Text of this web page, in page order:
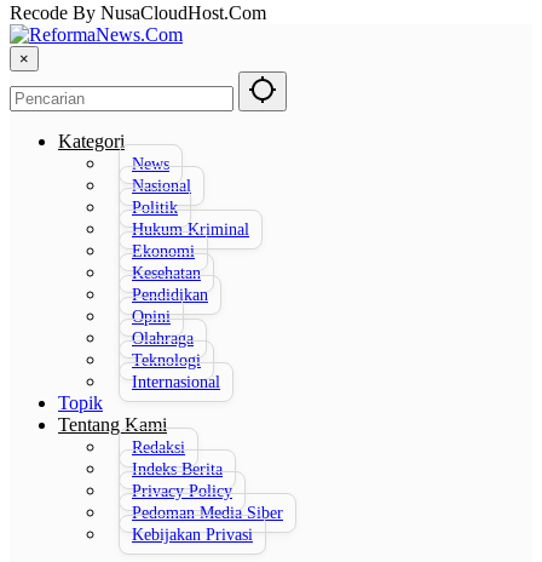
Recode By NusaCloudHost.Com
×
Kategori
News
Nasional
Politik
Hukum Kriminal
Ekonomi
Kesehatan
Pendidikan
Opini
Olahraga
Teknologi
Internasional
Topik
Tentang Kami
Redaksi
Indeks Berita
Privacy Policy
Pedoman Media Siber
Kebijakan Privasi